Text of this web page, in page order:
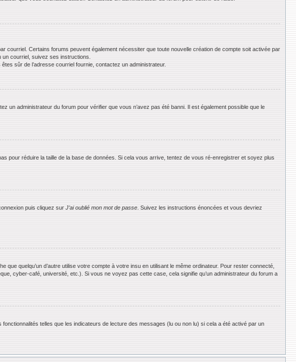
courriel. Certains forums peuvent également nécessiter que toute nouvelle création de compte soit activée par
courriel, suivez ses instructions.
sûr de l’adresse courriel fournie, contactez un administrateur.
un administrateur du forum pour vérifier que vous n’avez pas été banni. Il est également possible que le
pour réduire la taille de la base de données. Si cela vous arrive, tentez de vous ré-enregistrer et soyez plus
puis cliquez sur J’ai oublié mon mot de passe . Suivez les instructions énoncées et vous devriez
quelqu’un d’autre utilise votre compte à votre insu en utilisant le même ordinateur. Pour rester connecté,
cyber-café, université, etc.). Si vous ne voyez pas cette case, cela signifie qu’un administrateur du forum a
telles que les indicateurs de lecture des messages (lu ou non lu) si cela a été activé par un